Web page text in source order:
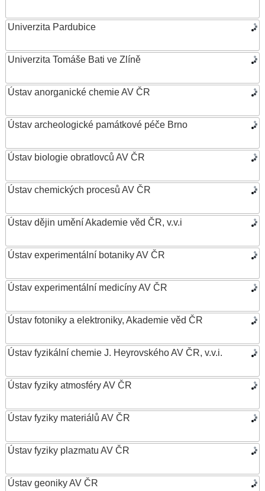
Univerzita Pardubice
Univerzita Tomáše Bati ve Zlíně
Ústav anorganické chemie AV ČR
Ústav archeologické památkové péče Brno
Ústav biologie obratlovců AV ČR
Ústav chemických procesů AV ČR
Ústav dějin umění Akademie věd ČR, v.v.i
Ústav experimentální botaniky AV ČR
Ústav experimentální medicíny AV ČR
Ústav fotoniky a elektroniky, Akademie věd ČR
Ústav fyzikální chemie J. Heyrovského AV ČR, v.v.i.
Ústav fyziky atmosféry AV ČR
Ústav fyziky materiálů AV ČR
Ústav fyziky plazmatu AV ČR
Ústav geoniky AV ČR